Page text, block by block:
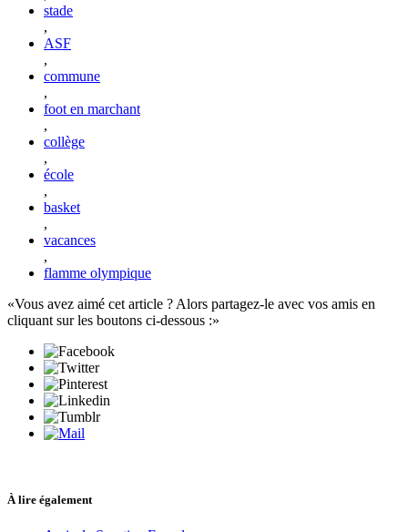
stade
,
ASF
,
commune
,
foot en marchant
,
collège
,
école
,
basket
,
vacances
,
flamme olympique
Vous avez aimé cet article ? Alors partagez-le avec vos amis en
cliquant sur les boutons ci-dessous :
À lire également